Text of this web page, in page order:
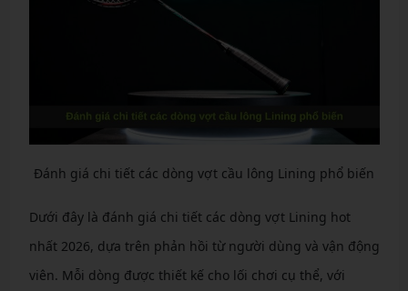
Đánh giá chi tiết các dòng vợt cầu lông Lining phổ biến
Dưới đây là đánh giá chi tiết các dòng vợt Lining hot
nhất 2026, dựa trên phản hồi từ người dùng và vận động
viên. Mỗi dòng được thiết kế cho lối chơi cụ thể, với